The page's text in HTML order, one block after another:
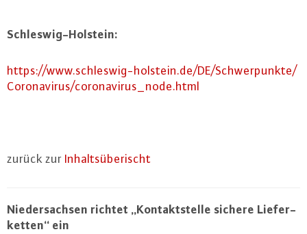
Schles­wig-Hol­stein:
https://​www.​schleswig-​holstein.​de/​DE/​Schwerpunkte/​
Coronavirus/​coronavirus_​node.​html
zurück zur In­halts­über­ischt
Nie­der­sach­sen richtet „Kon­takt­stel­le sichere Lie­fer­
ket­ten“ ein